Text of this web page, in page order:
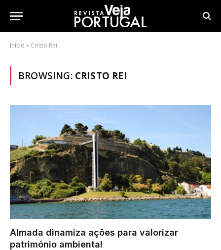
Início » Cristo Rei
BROWSING: CRISTO REI
Almada dinamiza ações para valorizar
património ambiental